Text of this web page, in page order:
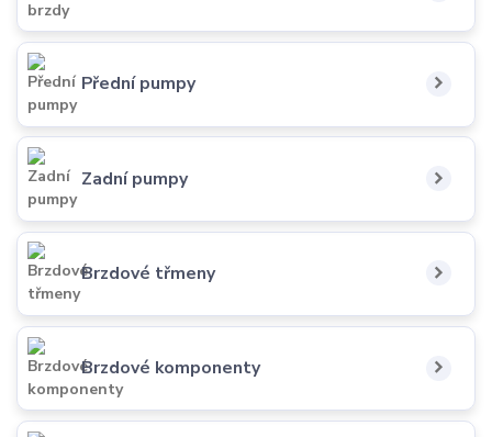
Přední pumpy
Zadní pumpy
Brzdové třmeny
Brzdové komponenty